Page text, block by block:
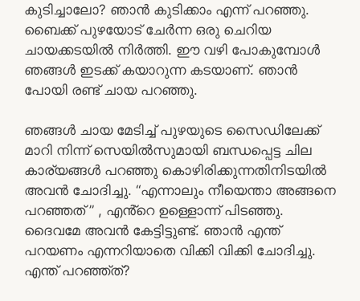
കുടിച്ചാലോ? ഞാൻ കുടിക്കാം എന്ന് പറഞ്ഞു.
ബൈക്ക് പുഴയോട് ചേർന്ന ഒരു ചെറിയ
ചായക്കടയിൽ നിർത്തി. ഈ വഴി പോകുമ്പോൾ
ഞങ്ങൾ ഇടക്ക് കയാറുന്ന കടയാണ്. ഞാൻ
പോയി രണ്ട് ചായ പറഞ്ഞു.
ഞങ്ങൾ ചായ മേടിച്ച് പുഴയുടെ സൈഡിലേക്ക്
മാറി നിന്ന് സെയിൽസുമായി ബന്ധപ്പെട്ട ചില
കാര്യങ്ങൾ പറഞ്ഞു കൊഴിരിക്കുന്നതിനിടയിൽ
അവൻ ചോദിച്ചു. “എന്നാലും നീയെന്താ അങ്ങനെ
പറഞ്ഞത് ” , എൻ്റെ ഉള്ളൊന്ന് പിടഞ്ഞു.
ദൈവമേ അവൻ കേട്ടിട്ടുണ്ട്. ഞാൻ എന്ത്
പറയണം എന്നറിയാതെ വിക്കി വിക്കി ചോദിച്ചു.
എന്ത് പറഞ്ഞ്ത്?